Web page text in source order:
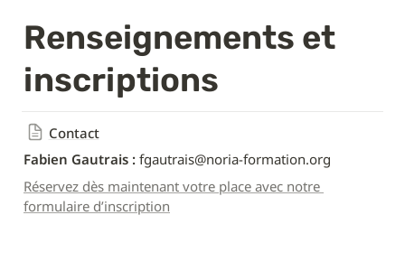
Renseignements et
inscriptions
Contact
Fabien Gautrais : fgautrais@noria-formation.org
Réservez dès maintenant votre place avec notre
formulaire d’inscription